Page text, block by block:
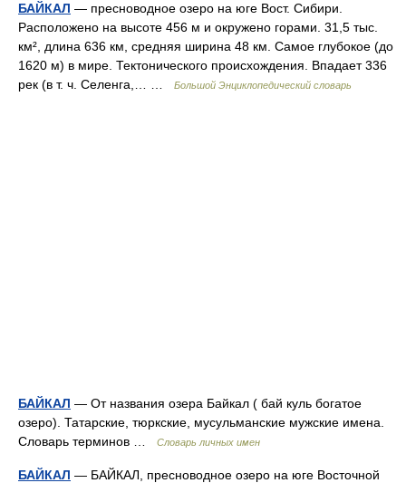
БАЙКАЛ — пресноводное озеро на юге Вост. Сибири.
Расположено на высоте 456 м и окружено горами. 31,5 тыс.
км², длина 636 км, средняя ширина 48 км. Самое глубокое (до
1620 м) в мире. Тектонического происхождения. Впадает 336
рек (в т. ч. Селенга,… …
Большой Энциклопедический словарь
БАЙКАЛ — От названия озера Байкал ( бай куль богатое
озеро). Татарские, тюркские, мусульманские мужские имена.
Словарь терминов …
Словарь личных имен
БАЙКАЛ — БАЙКАЛ, пресноводное озеро на юге Восточной